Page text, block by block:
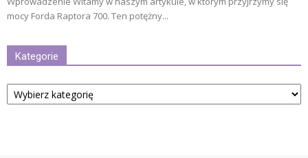
mocy Forda Raptora 700. Ten potężny...
Kategorie
Kategorie